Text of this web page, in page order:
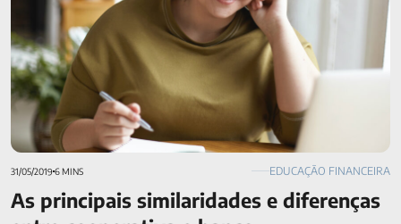
31/05/2019 6 MINS EDUCAÇÃO FINANCEIRA
As principais similaridades e diferenças